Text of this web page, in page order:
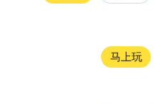
马上玩